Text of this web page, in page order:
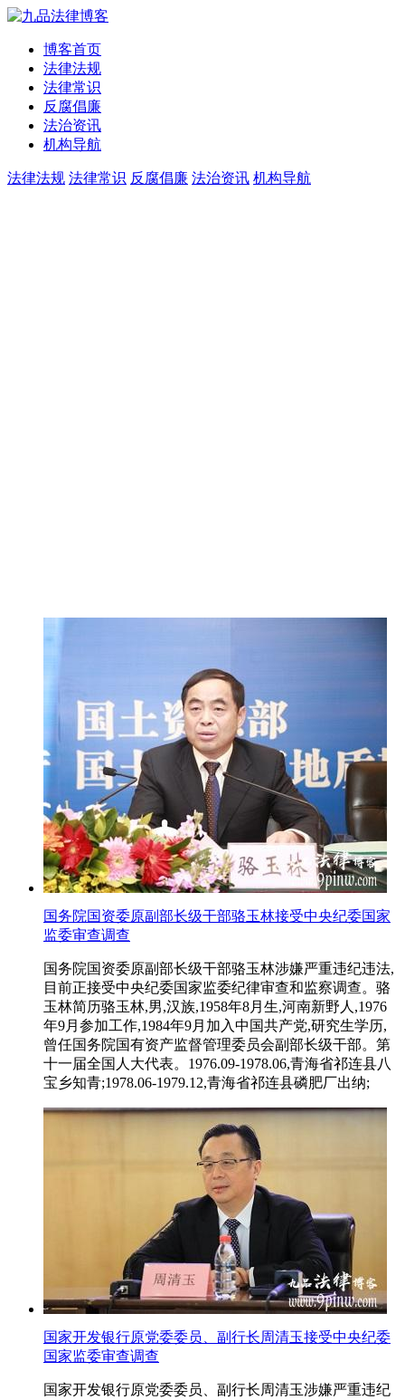
博客首页
法律法规
法律常识
反腐倡廉
法治资讯
机构导航
法律法规 法律常识 反腐倡廉 法治资讯 机构导航
国务院国资委原副部长级干部骆玉林接受中央纪委国家
监委审查调查
国务院国资委原副部长级干部骆玉林涉嫌严重违纪违法,
目前正接受中央纪委国家监委纪律审查和监察调查。骆
玉林简历骆玉林,男,汉族,1958年8月生,河南新野人,1976
年9月参加工作,1984年9月加入中国共产党,研究生学历,
曾任国务院国有资产监督管理委员会副部长级干部。第
十一届全国人大代表。1976.09-1978.06,青海省祁连县八
宝乡知青;1978.06-1979.12,青海省祁连县磷肥厂出纳;
国家开发银行原党委委员、副行长周清玉接受中央纪委
国家监委审查调查
国家开发银行原党委委员、副行长周清玉涉嫌严重违纪